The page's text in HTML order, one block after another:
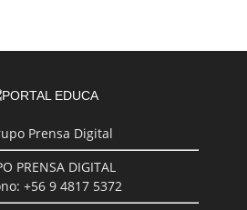
PRENSA DIGITAL
+56 9 4817 5372